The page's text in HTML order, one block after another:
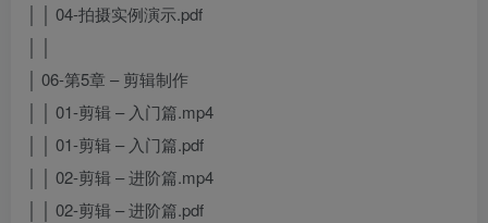
│ │ 04-拍摄实例演示.pdf
│ 06-第5章 – 剪辑制作
│ │ 01-剪辑 – 入门篇.mp4
│ │ 01-剪辑 – 入门篇.pdf
│ │ 02-剪辑 – 进阶篇.mp4
│ │ 02-剪辑 – 进阶篇.pdf